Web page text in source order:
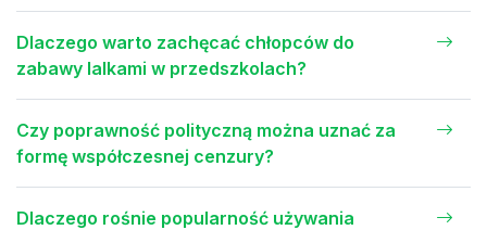
Dlaczego warto zachęcać chłopców do
zabawy lalkami w przedszkolach?
Czy poprawność polityczną można uznać za
formę współczesnej cenzury?
Dlaczego rośnie popularność używania